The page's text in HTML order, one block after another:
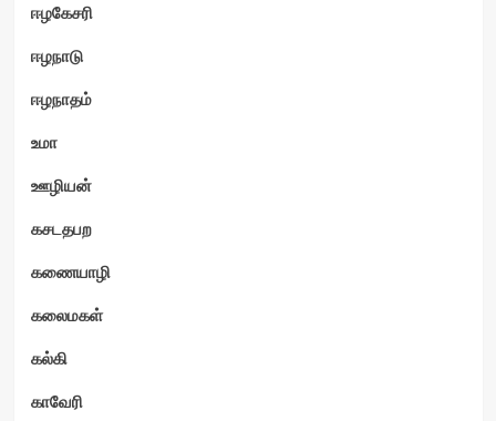
ஈழகேசரி
ஈழநாடு
ஈழநாதம்
உமா
ஊழியன்
கசடதபற
கணையாழி
கலைமகள்
கல்கி
காவேரி